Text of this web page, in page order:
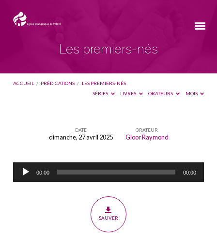
Les premiers-nés
ACCUEIL / PRÉDICATIONS / LES PREMIERS-NÉS
SÉRIES
LIVRES ORATEURS MOIS
nés
DATE
dimanche, 27 avril 2025
ORATEUR
Gloor Raymond
Lecteur
audio
00:00 00:00
SAUVER